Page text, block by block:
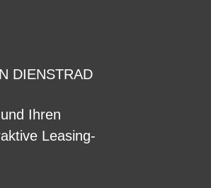
DIENSTRAD
Ihren
Leasing-